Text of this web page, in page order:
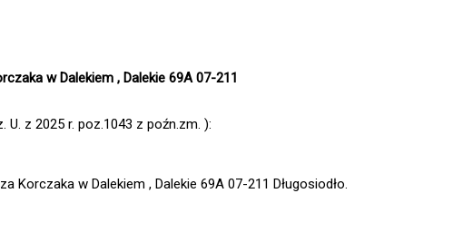
w Dalekiem , Dalekie 69A 07-211
z 2025 r. poz.1043 z poźn.zm. ):
w Dalekiem , Dalekie 69A 07-211 Długosiodło.